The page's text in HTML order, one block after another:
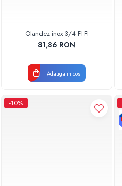
Olandez inox 3/4 FI-FI
81,86 RON
Adauga in cos
-10%